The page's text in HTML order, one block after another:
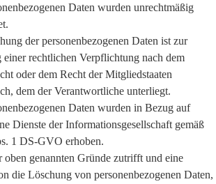
Daten wurden unrechtmäßig
der personenbezogenen Daten ist zur
rechtlichen Verpflichtung nach dem
oder dem Recht der Mitgliedstaaten
dem der Verantwortliche unterliegt.
Daten wurden in Bezug auf
Dienste der Informationsgesellschaft gemäß
1 DS-GVO erhoben.
oben genannten Gründe zutrifft und eine
die Löschung von personenbezogenen Daten,